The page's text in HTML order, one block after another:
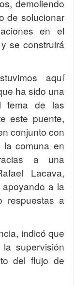
demoliendo
de solucionar
en el
se construirá
aquí
ha sido una
tema de las
este puente,
conjunto con
la comuna en
a una
Lacava,
a la
respuestas a
indicó que
supervisión
del flujo de